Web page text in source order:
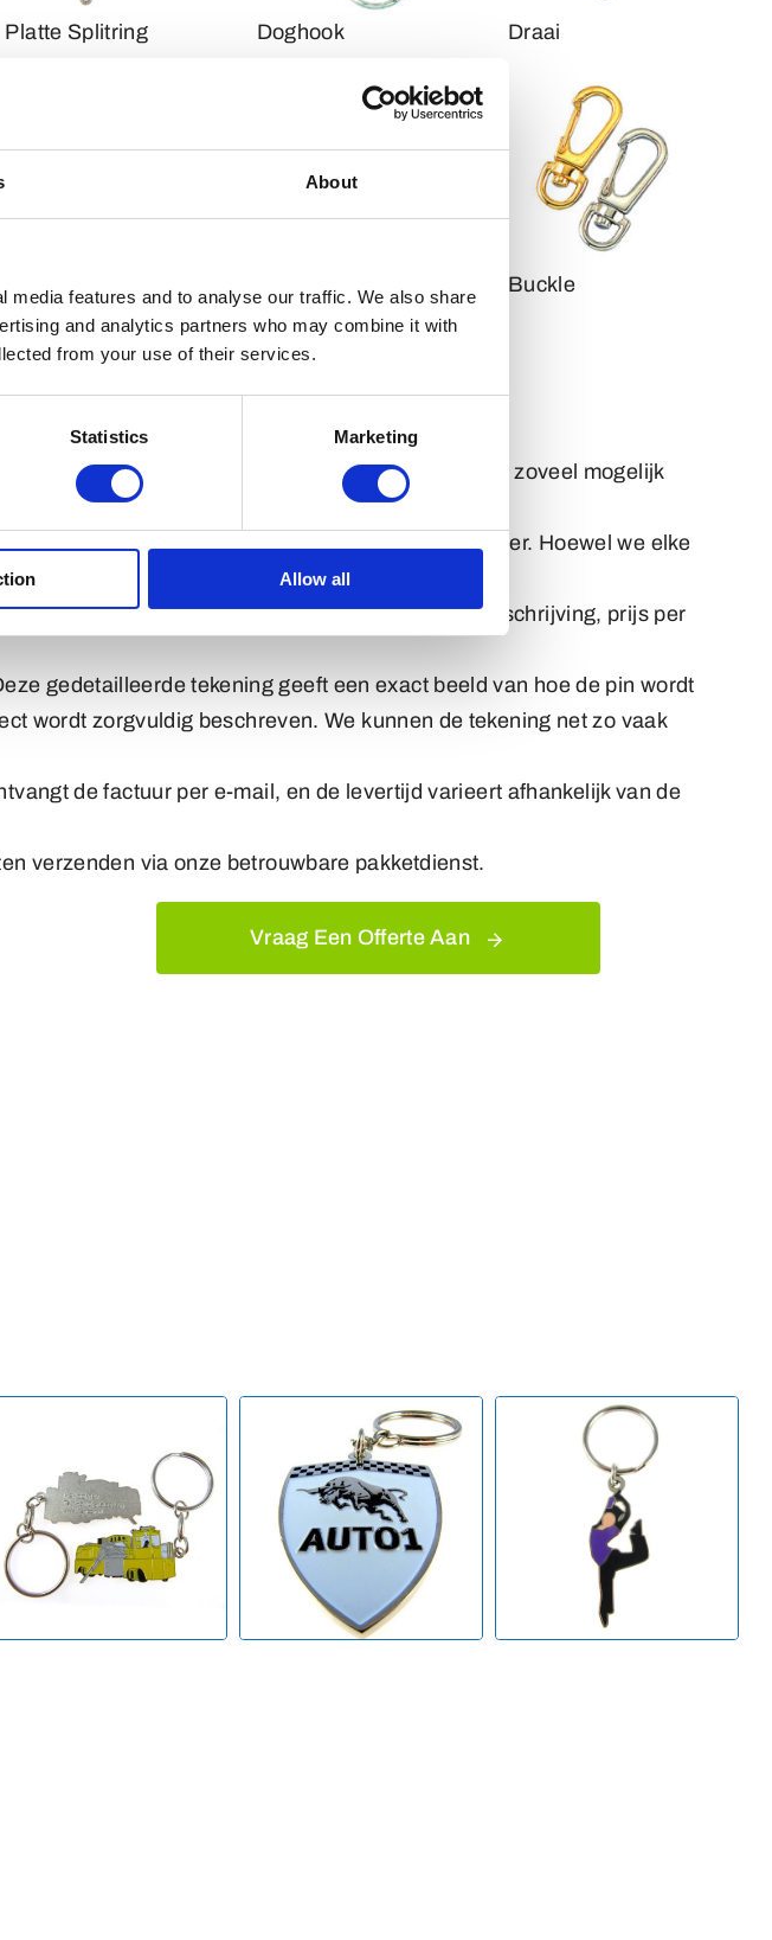
About
features and to analyse our traffic. We also share
and analytics partners who may combine it with
from your use of their services.
Statistics Marketing
Allow all
Platte Splitring
Luxe
Doghook
Luxe clip
Draai
Buckle
e-mail of het aanvraagformulier. Vergeet niet om zoveel mogelijk
dat je hebt, zelfs een foto of een schets op papier. Hoewel we elke
Illustrator vectorbestand.
advies per e-mail. Dit omvat een product omschrijving, prijs per
gedetailleerde tekening geeft een exact beeld van hoe de pin wordt
wordt zorgvuldig beschreven. We kunnen de tekening net zo vaak
de factuur per e-mail, en de levertijd varieert afhankelijk van de
verzenden via onze betrouwbare pakketdienst.
Vraag Een Offerte Aan